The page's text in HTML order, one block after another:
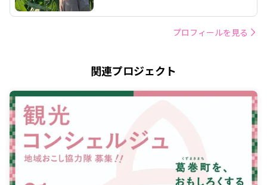
プロフィールを見る
関連プロジェクト